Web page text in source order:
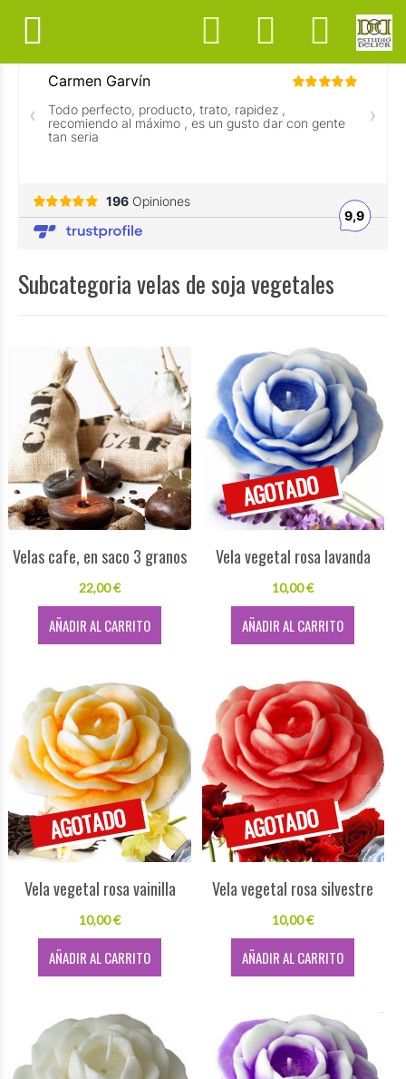
Subcategoria velas de soja vegetales
Velas cafe, en saco 3 granos
22,00 €
AÑADIR AL CARRITO
Vela vegetal rosa lavanda
10,00 €
AÑADIR AL CARRITO
Vela vegetal rosa vainilla
10,00 €
AÑADIR AL CARRITO
Vela vegetal rosa silvestre
10,00 €
AÑADIR AL CARRITO